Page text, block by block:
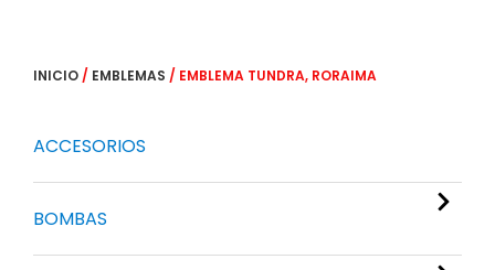
INICIO / EMBLEMAS / EMBLEMA TUNDRA, RORAIMA
ACCESORIOS
BOMBAS